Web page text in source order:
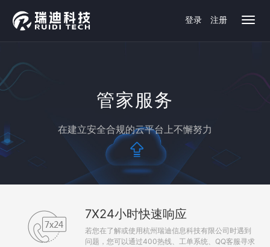
登录 注册
管家服务
在建立安全合规的云平台上不懈努力
7X24小时快速响应
若您在了解或使用杭州瑞迪信息科技有限公司时遇到
问题，您可以通过400热线、工单系统、QQ客服寻求